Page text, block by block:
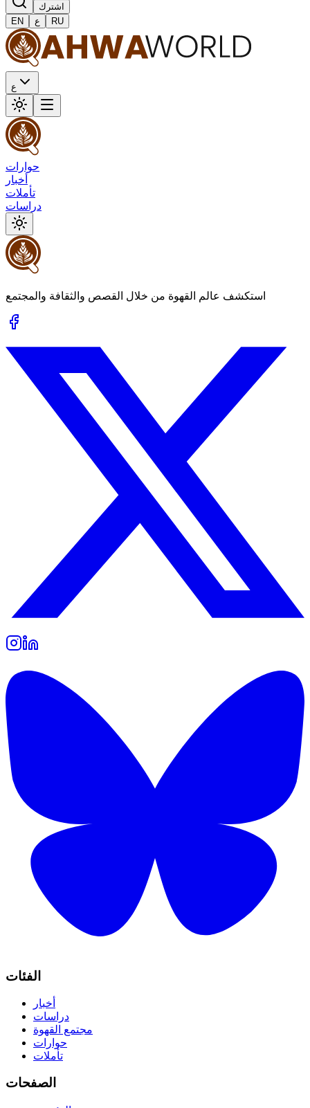
اشترك
EN
ع RU
ع
حوارات
أخبار
تأملات
دراسات
استكشف عالم القهوة من خلال القصص والثقافة والمجتمع
الفئات
أخبار
دراسات
مجتمع القهوة
حوارات
تأملات
الصفحات